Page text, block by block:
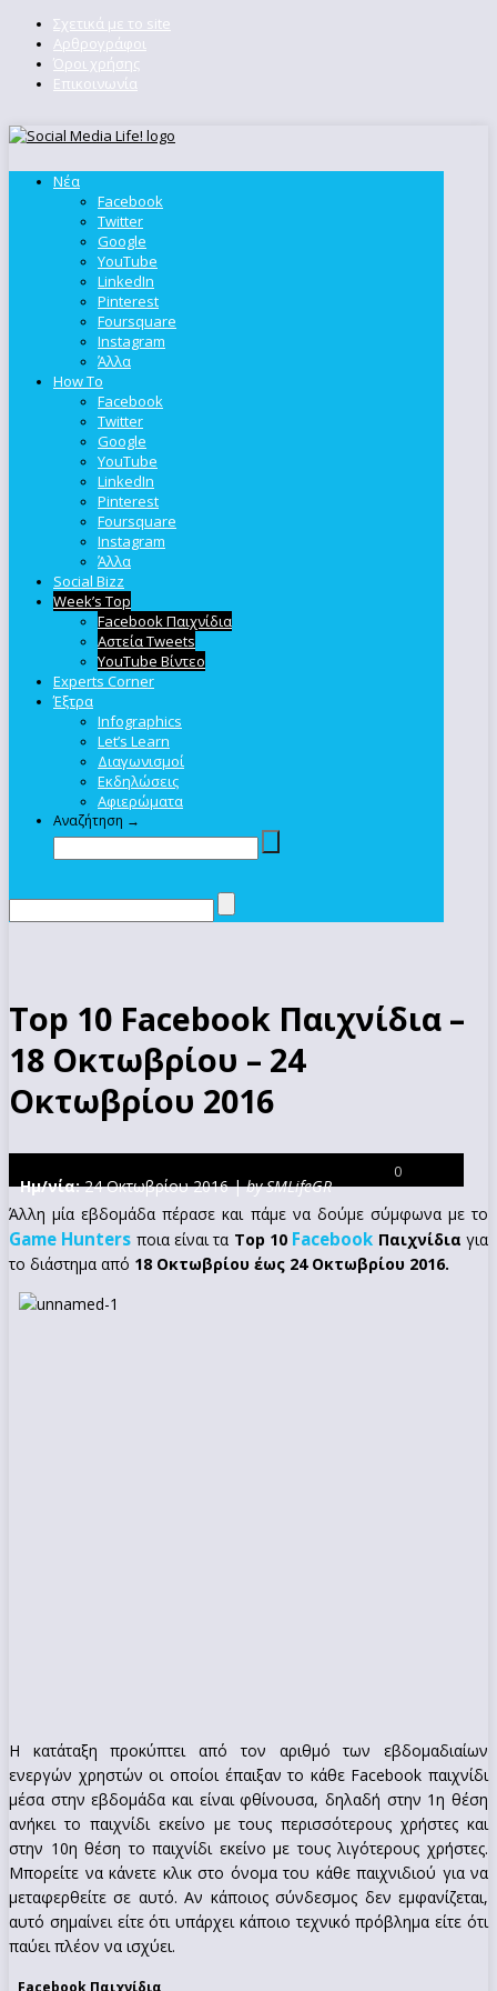
Σχετικά με το site
Αρθρογράφοι
Όροι χρήσης
Επικοινωνία
Νέα
Facebook
Twitter
Google
YouTube
LinkedIn
Pinterest
Foursquare
Instagram
Άλλα
How To
Facebook
Twitter
Google
YouTube
LinkedIn
Pinterest
Foursquare
Instagram
Άλλα
Social Bizz
Week’s Top
Facebook Παιχνίδια
Αστεία Tweets
YouTube Βίντεο
Experts Corner
Έξτρα
Infographics
Let’s Learn
Διαγωνισμοί
Εκδηλώσεις
Αφιερώματα
Αναζήτηση →
Top 10 Facebook Παιχνίδια –
18 Οκτωβρίου – 24
Οκτωβρίου 2016
Ημ/νία:24 Οκτωβρίου 2016 |by SMLifeGR
0
Άλλη μία εβδομάδα πέρασε και πάμε να δούμε σύμφωνα με το
Game Hunters ποια είναι τα Top 10 Facebook Παιχνίδια για
το διάστημα από 18 Οκτωβρίου έως 24 Οκτωβρίου 2016.
Η κατάταξη προκύπτει από τον αριθμό των εβδομαδιαίων
ενεργών χρηστών οι οποίοι έπαιξαν το κάθε Facebook παιχνίδι
μέσα στην εβδομάδα και είναι φθίνουσα, δηλαδή στην 1η θέση
ανήκει το παιχνίδι εκείνο με τους περισσότερους χρήστες και
στην 10η θέση το παιχνίδι εκείνο με τους λιγότερους χρήστες.
Μπορείτε να κάνετε κλικ στο όνομα του κάθε παιχνιδιού για να
μεταφερθείτε σε αυτό. Αν κάποιος σύνδεσμος δεν εμφανίζεται,
αυτό σημαίνει είτε ότι υπάρχει κάποιο τεχνικό πρόβλημα είτε ότι
παύει πλέον να ισχύει.
Facebook Παιχνίδια